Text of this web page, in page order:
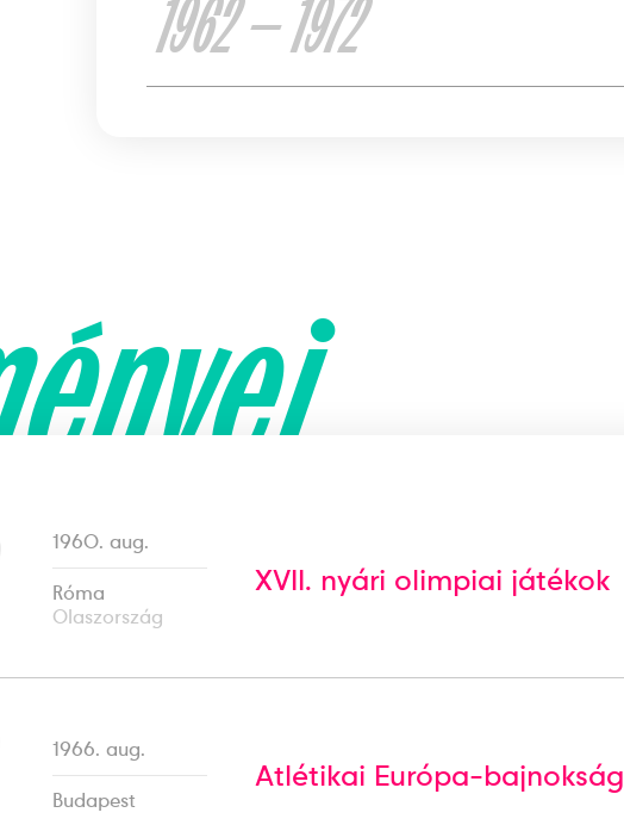
1962 — 1972
1960. aug.
Róma
Olaszország
XVII. nyári olimpiai játékok
1966. aug.
Budapest
Atlétikai Európa-bajnokság